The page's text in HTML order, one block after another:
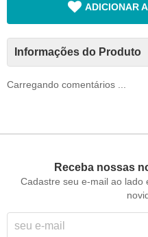
ADICIONAR
Informações do Produto
Carregando comentários ...
Receba nossas
Cadastre seu e-mail ao lado